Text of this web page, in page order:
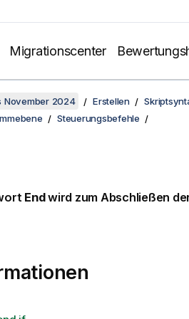
Migrationscenter
November 2024 Erstellen
Steuerungsbefehle
Endwird zum Abschließen